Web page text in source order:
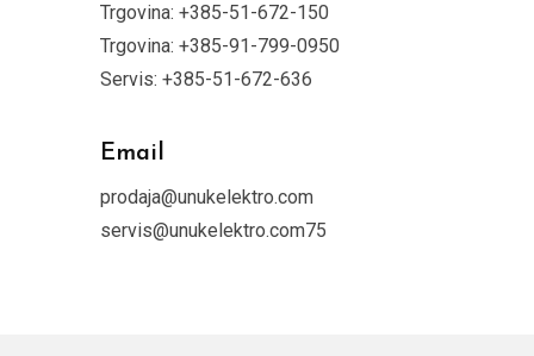
Trgovina: +385-51-672-150
Trgovina: +385-91-799-0950
Servis: +385-51-672-636
Email
prodaja@unukelektro.com
servis@unukelektro.com75